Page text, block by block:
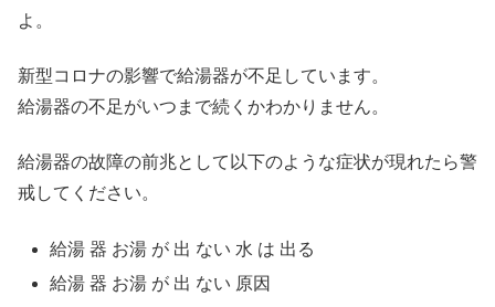
よ。
新型コロナの影響で給湯器が不足しています。
給湯器の不足がいつまで続くかわかりません。
給湯器の故障の前兆として以下のような症状が現れたら警
戒してください。
給湯 器 お湯 が 出 ない 水 は 出る
給湯 器 お湯 が 出 ない 原因